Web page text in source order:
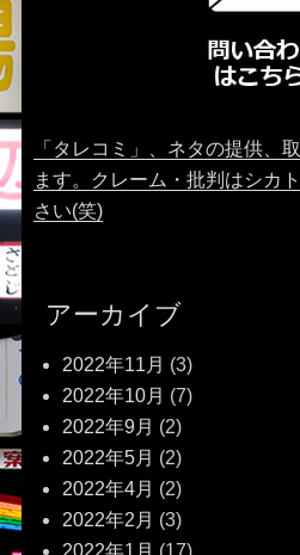
「タレコミ」、ネタの提供、
ます。クレーム・批判はシカ
さい(笑)
アーカイブ
2022年11月 (3)
2022年10月 (7)
2022年9月 (2)
2022年5月 (2)
2022年4月 (2)
2022年2月 (3)